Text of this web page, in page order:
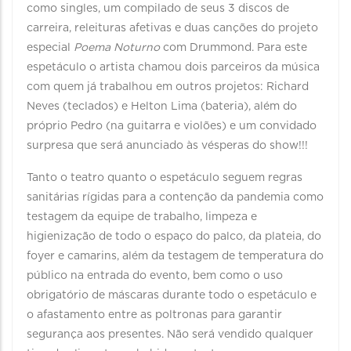
como singles, um compilado de seus 3 discos de
carreira, releituras afetivas e duas canções do projeto
especial Poema Noturnocom Drummond. Para este
espetáculo o artista chamou dois parceiros da música
com quem já trabalhou em outros projetos: Richard
Neves (teclados) e Helton Lima (bateria), além do
próprio Pedro (na guitarra e violões) e um convidado
surpresa que será anunciado às vésperas do show!!!
Tanto o teatro quanto o espetáculo seguem regras
sanitárias rígidas para a contenção da pandemia como
testagem da equipe de trabalho, limpeza e
higienização de todo o espaço do palco, da plateia, do
foyer e camarins, além da testagem de temperatura do
público na entrada do evento, bem como o uso
obrigatório de máscaras durante todo o espetáculo e
o afastamento entre as poltronas para garantir
segurança aos presentes. Não será vendido qualquer